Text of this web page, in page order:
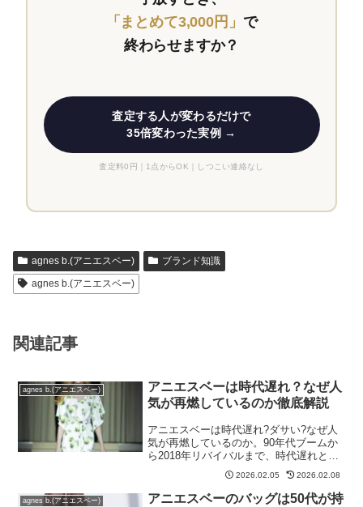
「まとめて3,000円」 で
終わらせますか？
査定する人が変わるだけで
35倍変わった実例 →
査定料0円｜1点からOK｜しつこい連絡なし
agnes b.(アニエスベー)
ブランド知識
agnes b.(アニエスベー)
関連記事
agnes b.(アニエスベー)
アニエスベーは時代遅れ？なぜ人
気が再燃しているのか徹底解説
アニエスベーは時代遅れ?ダサい?なぜ人
気が再燃しているのか。90年代ブームか
ら2018年リバイバルまで、時代遅れと言
われる5つの理由と実際の評判を徹底解説
2026.02.05 2026.02.08
agnes b.(アニエスベー)
アニエスベーのバッグは50代が持